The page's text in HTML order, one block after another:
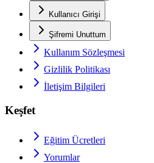
Kullanıcı Girişi
Şifremi Unuttum
Kullanım Sözleşmesi
Gizlilik Politikası
İletişim Bilgileri
Keşfet
Eğitim Ücretleri
Yorumlar